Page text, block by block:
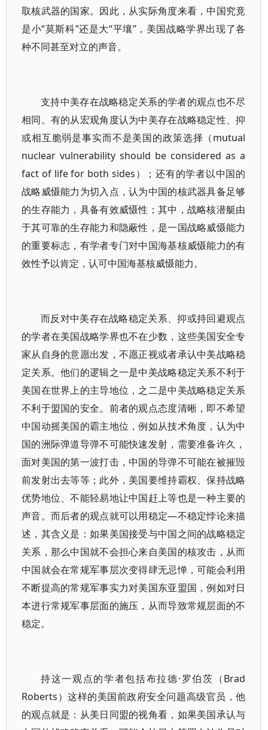
取核武器的国家。因此，从实际角度来看，中国究竟
是小“莫斯科”还是大“平壤”，美国战略学界出现了各
种不同甚至对立的声音。
支持中美存在战略稳定关系的学者的观点也不尽
相同。有的从宏观角度认为中美存在战略稳定性、抑
或相互脆弱是事实而不是美国的政策选择（mutual
nuclear vulnerability should be considered as a
fact of life for both sides）；还有的学者以中国的
战略威慑能力为切入点，认为中国的核武器具备足够
的生存能力，具备有效威慑性；其中，战略核潜艇由
于其可靠的生存能力和隐蔽性，是一国战略威慑能力
的重要标志，有学者专门对中国海基核威慑能力的有
效性予以肯定，认可中国海基核威慑能力。
而反对中美存在战略稳定关系、抑或持回避观点
的学者在美国战略学界也不在少数，这些美国安全专
家从自身的意愿出发，不愿正视或者承认中美战略稳
定关系。他们的逻辑之一是中美战略稳定关系不利于
美国在世界上的主导地位，之二是中美战略稳定关系
不利于盟国的安全。前者的观点态度清晰，即不希望
中国动摇美国的霸主地位，例如从技术角度，认为中
国的洲际弹道导弹不可能快速发射，需要准备许久，
面对美国的第一波打击，中国的导弹不可能在被摧毁
前发射出去等等；此外，美国要维持霸权、保持战略
优势地位、不能轻易地让中国赶上等也是一种主要的
声音。而后者的观点就可以用稳定—不稳定悖论来描
述，其含义是：如果美国接受与中国之间的战略稳定
关系，那么中国就不会担心来自美国的核攻击，从而
中国就会在常规军事层次变得肆无忌惮，可能会利用
不断提高的常规军事实力对美国东亚盟国，例如对日
本进行常规军事层面的施压，从而导致常规层面的不
稳定。
持这一观点的学者包括布拉德·罗伯茨（Brad
Roberts）这样的美国前政府安全问题高级官员，他
的观点就是：从美日同盟的视角看，如果美国承认与